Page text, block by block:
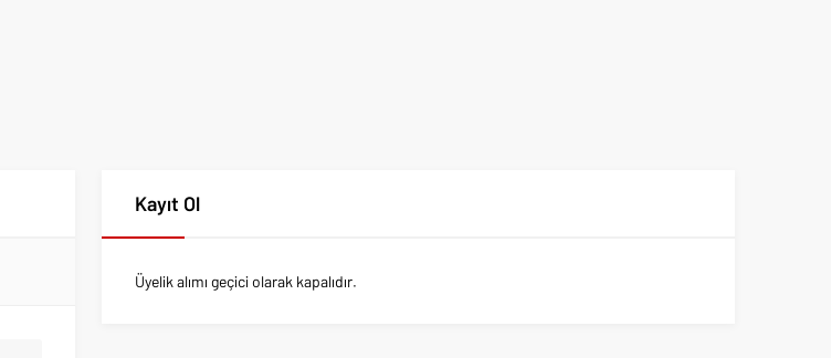
Kayıt Ol
Üyelik alımı geçici olarak kapalıdır.